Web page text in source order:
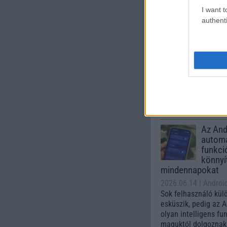
I want
A One UI 9
intelligencia-
csúcskategóriás
Az
mindennapokat
2026.06.14
|
Sok felhasználó
esküszik, pedig az
olyan intelligens
maguktól